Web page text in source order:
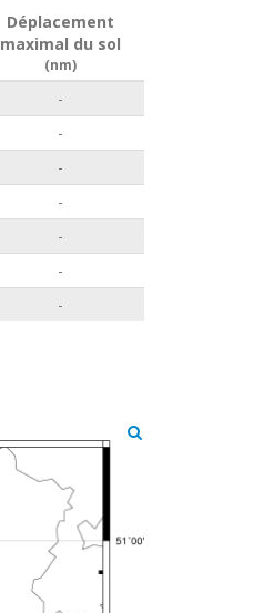
Déplacement
maximal du sol
(nm)
-
-
-
-
-
-
-